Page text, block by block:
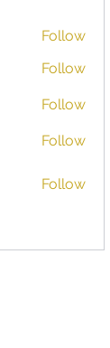
Follow
Follow
Follow
Follow
Follow